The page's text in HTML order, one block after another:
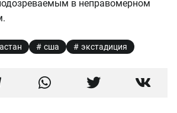
в неправомерном
сша экстадиция